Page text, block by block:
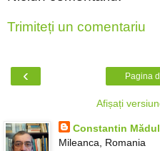
Trimiteți un comentariu
‹ Pagina
Afișați
Constantin
Mileanca, Romania